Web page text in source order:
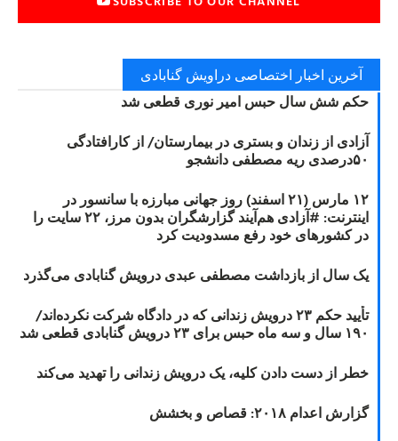
آخرین اخبار اختصاصی دراویش گنابادی
حکم شش سال حبس امیر نوری قطعی شد
آزادی از زندان و بستری در بیمارستان/ از کارافتادگی
۵۰درصدی ریه مصطفی دانشجو
۱۲ مارس (۲۱ اسفند) روز جهانی مبارزه با سانسور در
اینترنت: #آزادی هم‌آیند گزارشگران‌ بدون مرز، ۲۲ سایت را
در کشورهای خود رفع مسدودیت کرد
یک سال از بازداشت مصطفی عبدی درویش گنابادی می‌گذرد
تأیید حکم ۲۳ درویش زندانی که در دادگاه شرکت نکرده‌اند/
۱۹۰ سال و سه ماه حبس برای ۲۳ درویش گنابادی قطعی شد
خطر از دست دادن کلیه، یک درویش زندانی را تهدید می‌کند
گزارش اعدام ۲۰۱۸: قصاص و بخشش